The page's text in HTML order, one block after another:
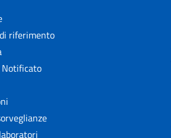
riferimento
Notificato